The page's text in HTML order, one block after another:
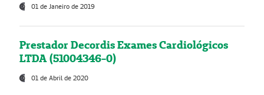
01 de Janeiro de 2019
Prestador Decordis Exames Cardiológicos
LTDA (51004346-0)
01 de Abril de 2020